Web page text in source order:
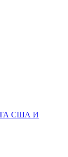
США И